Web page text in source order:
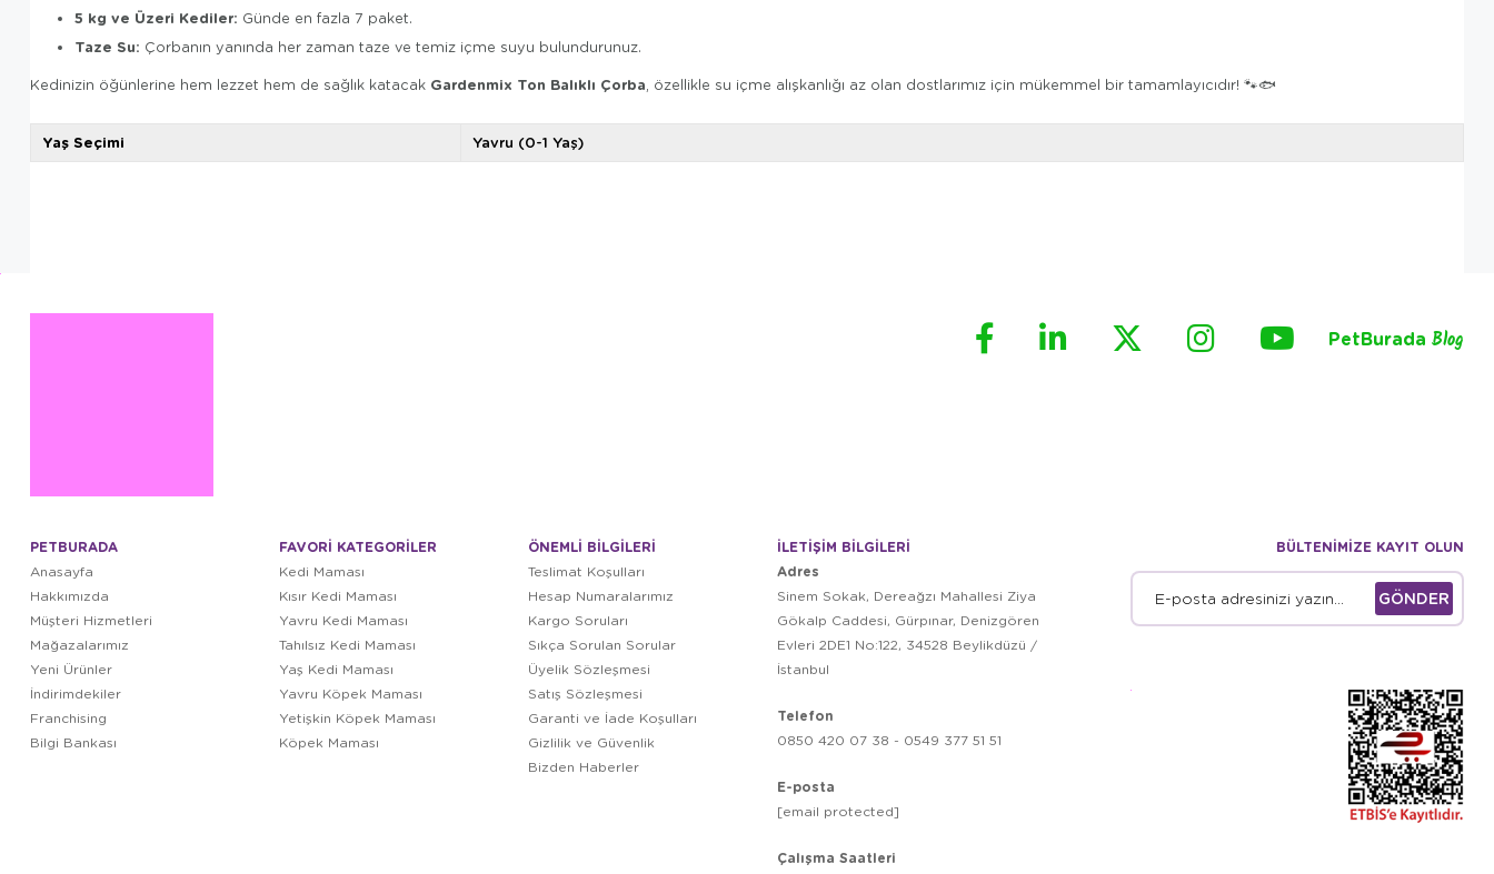
5 kg ve Üzeri Kediler: Günde en fazla 7 paket.
Taze Su: Çorbanın yanında her zaman taze ve temiz içme suyu bulundurunuz.
Kedinizin öğünlerine hem lezzet hem de sağlık katacak Gardenmix Ton Balıklı Çorba , özellikle su içme alışkanlığı az olan dostlarımız için mükemmel bir tamamlayıcıdır! 🐾🐟
Yaş Seçimi Yavru (0-1 Yaş)
PetBurada Blog
PETBURADA
Anasayfa
Hakkımızda
Müşteri Hizmetleri
Mağazalarımız
Yeni Ürünler
İndirimdekiler
Franchising
Bilgi Bankası
FAVORİ KATEGORİLER
Kedi Maması
Kısır Kedi Maması
Yavru Kedi Maması
Tahılsız Kedi Maması
Yaş Kedi Maması
Yavru Köpek Maması
Yetişkin Köpek Maması
Köpek Maması
ÖNEMLİ BİLGİLERİ
Teslimat Koşulları
Hesap Numaralarımız
Kargo Soruları
Sıkça Sorulan Sorular
Üyelik Sözleşmesi
Satış Sözleşmesi
Garanti ve İade Koşulları
Gizlilik ve Güvenlik
Bizden Haberler
İLETİŞİM BİLGİLERİ
Adres
Sinem Sokak, Dereağzı Mahallesi Ziya
Gökalp Caddesi, Gürpınar, Denizgören
Evleri 2DE1 No:122, 34528 Beylikdüzü /
İstanbul
Telefon
0850 420 07 38 - 0549 377 51 51
E-posta
[email protected]
Çalışma Saatleri
BÜLTENİMİZE KAYIT OLUN
GÖNDER